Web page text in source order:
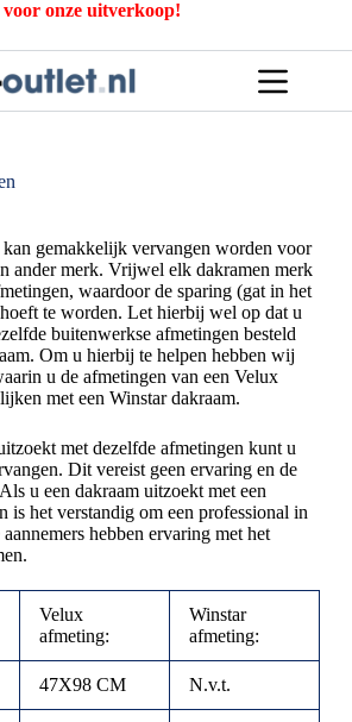
onze uitverkoop!
gemakkelijk vervangen worden voor
ander merk. Vrijwel elk dakramen merk
waardoor de sparing (gat in het
te worden. Let hierbij wel op dat u
buitenwerkse afmetingen besteld
Om u hierbij te helpen hebben wij
u de afmetingen van een Velux
met een Winstar dakraam.
met dezelfde afmetingen kunt u
Dit vereist geen ervaring en de
u een dakraam uitzoekt met een
is het verstandig om een professional in
hebben ervaring met het
Velux
afmeting:
Winstar
afmeting:
47X98 CM N.v.t.